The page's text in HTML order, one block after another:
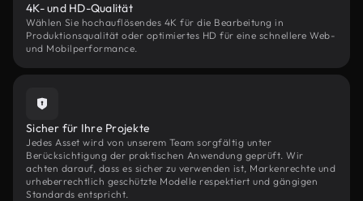
4K- und HD-Qualität
Wählen Sie hochauflösendes 4K für die Bearbeitung in
Produktionsqualität oder optimiertes HD für eine schnellere Web-
und Mobilperformance.
Sicher für Ihre Projekte
Jedes Asset wird von unserem Team sorgfältig unter
Berücksichtigung der praktischen Anwendung geprüft. Wir
achten darauf, dass es sicher zu verwenden ist, Markenrechte und
urheberrechtlich geschützte Modelle respektiert und gängigen
Standards entspricht.